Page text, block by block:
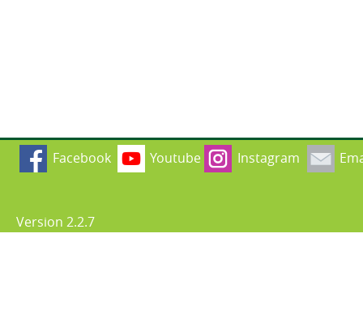
Facebook Youtube Instagram
Version 2.2.7